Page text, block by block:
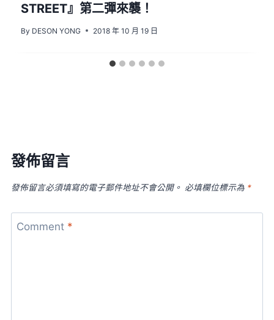
STREET』第二彈來襲！
By DESON YONG 2018 年 10 月 19 日
發佈留言
發佈留言必須填寫的電子郵件地址不會公開。 必填欄位標示為 *
Comment *